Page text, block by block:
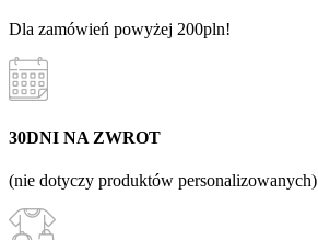
Dla zamówień powyżej 200pln!
30DNI NA ZWROT
(nie dotyczy produktów personalizowanych)